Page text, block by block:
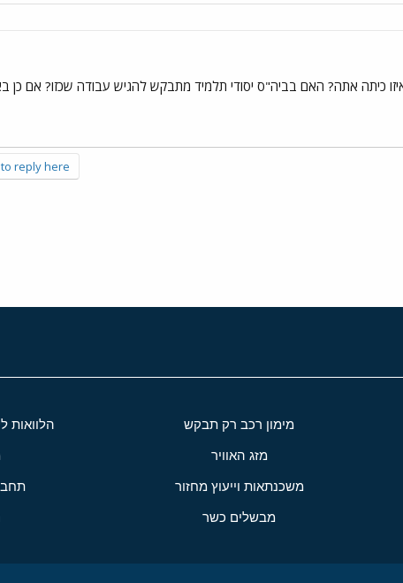
כיתה אתה? האם בביה"ס יסודי תלמיד מתבקש להגיש עבודה שכזו? אם כן
reply here.
מימון רכב רק תבקש הלוואות
מזג האוויר
משכנתאות וייעוץ מחזור
מבשלים כשר